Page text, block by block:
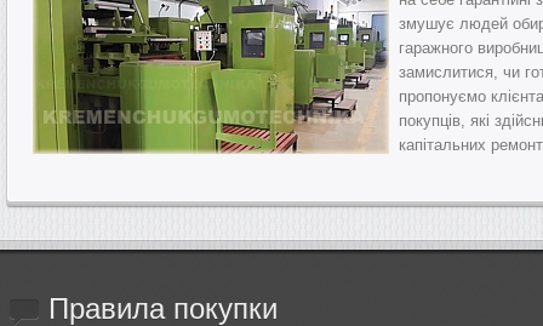
змушує людей
гаражного
замислитися, чи
пропонуємо
покупців, які
капітальних
Правилапокупки